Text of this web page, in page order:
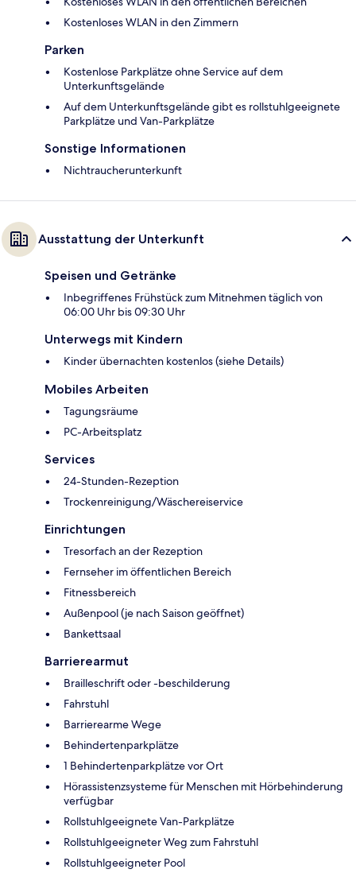
Kostenloses WLAN in den Zimmern
Parken
Kostenlose Parkplätze ohne Service auf dem
Unterkunftsgelände
Auf dem Unterkunftsgelände gibt es rollstuhlgeeignete
Parkplätze und Van-Parkplätze
Sonstige Informationen
Nichtraucherunterkunft
Ausstattung der Unterkunft
Speisen und Getränke
Inbegriffenes Frühstück zum Mitnehmen täglich von
06:00 Uhr bis 09:30 Uhr
Unterwegs mit Kindern
Kinder übernachten kostenlos (siehe Details)
Mobiles Arbeiten
Tagungsräume
PC-Arbeitsplatz
Services
24-Stunden-Rezeption
Trockenreinigung/Wäschereiservice
Einrichtungen
Tresorfach an der Rezeption
Fernseher im öffentlichen Bereich
Fitnessbereich
Außenpool (je nach Saison geöffnet)
Bankettsaal
Barrierearmut
Brailleschrift oder -beschilderung
Fahrstuhl
Barrierearme Wege
Behindertenparkplätze
1 Behindertenparkplätze vor Ort
Hörassistenzsysteme für Menschen mit Hörbehinderung
verfügbar
Rollstuhlgeeignete Van-Parkplätze
Rollstuhlgeeigneter Weg zum Fahrstuhl
Rollstuhlgeeigneter Pool